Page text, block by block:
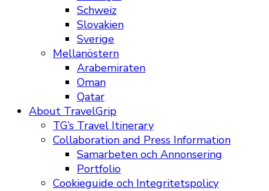
Schweiz
Slovakien
Sverige
Mellanöstern
Arabemiraten
Oman
Qatar
About TravelGrip
TG’s Travel Itinerary
Collaboration and Press Information
Samarbeten och Annonsering
Portfolio
Cookieguide och Integritetspolicy